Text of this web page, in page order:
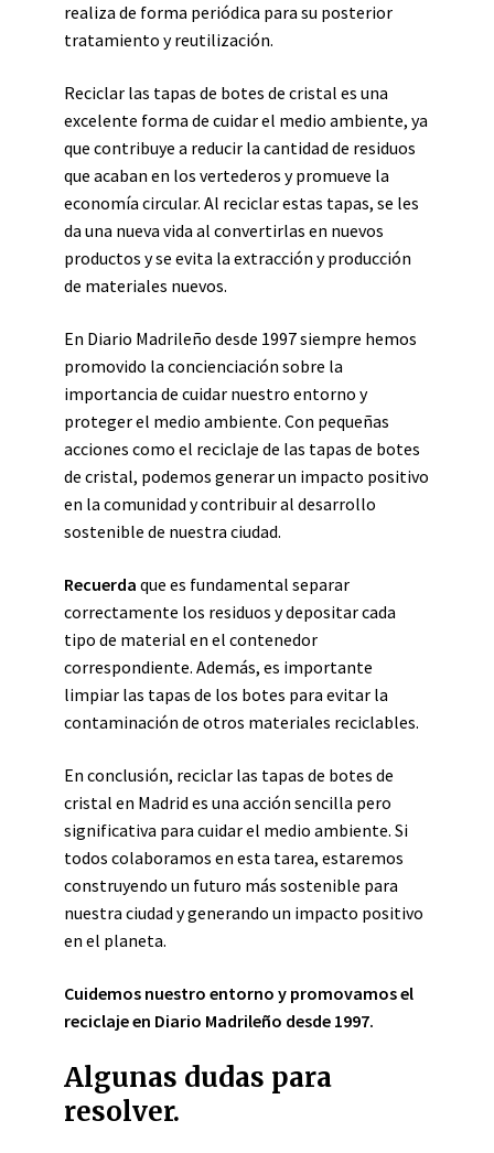
realiza de forma periódica para su posterior
tratamiento y reutilización.
Reciclar las tapas de botes de cristal es una
excelente forma de cuidar el medio ambiente, ya
que contribuye a reducir la cantidad de residuos
que acaban en los vertederos y promueve la
economía circular. Al reciclar estas tapas, se les
da una nueva vida al convertirlas en nuevos
productos y se evita la extracción y producción
de materiales nuevos.
En Diario Madrileño desde 1997 siempre hemos
promovido la concienciación sobre la
importancia de cuidar nuestro entorno y
proteger el medio ambiente. Con pequeñas
acciones como el reciclaje de las tapas de botes
de cristal, podemos generar un impacto positivo
en la comunidad y contribuir al desarrollo
sostenible de nuestra ciudad.
Recuerda que es fundamental separar
correctamente los residuos y depositar cada
tipo de material en el contenedor
correspondiente. Además, es importante
limpiar las tapas de los botes para evitar la
contaminación de otros materiales reciclables.
En conclusión, reciclar las tapas de botes de
cristal en Madrid es una acción sencilla pero
significativa para cuidar el medio ambiente. Si
todos colaboramos en esta tarea, estaremos
construyendo un futuro más sostenible para
nuestra ciudad y generando un impacto positivo
en el planeta.
Cuidemos nuestro entorno y promovamos el
reciclaje en Diario Madrileño desde 1997.
Algunas dudas para
resolver.